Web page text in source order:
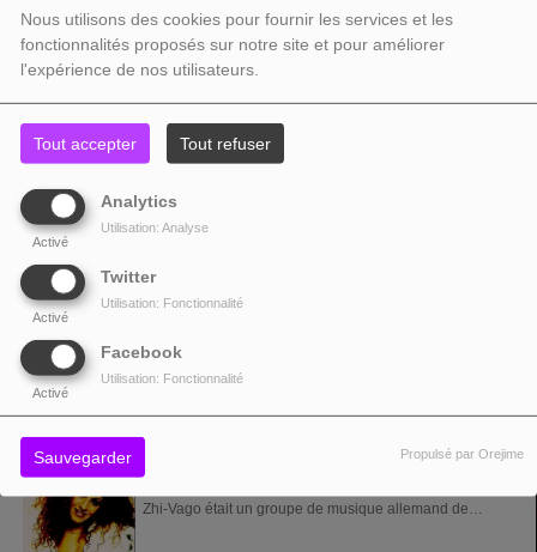
Nous utilisons des cookies pour fournir les services et les
fonctionnalités proposés sur notre site et pour améliorer
l'expérience de nos utilisateurs.
Tout accepter Tout refuser
Analytics
Activé
Utilisation: Analyse
Twitter
Activé
Utilisation: Fonctionnalité
Facebook
Activé
Utilisation: Fonctionnalité
Sauvegarder Propulsé par Orejime
ZAZIE
Isabelle de Truchis de Varennes, dite Zazie, est une
Zebda est un groupe français de musique d’influences
diverses, originaire de Toulouse et actif principalement
Zedd est un nom pouvant faire référence à :
Personnalités Zedd (1989-), disc jockey allemand
ZHI-VAGO
Zhi-Vago était un groupe de musique allemand de